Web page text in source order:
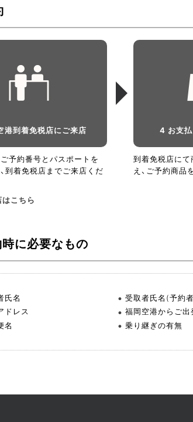
港到着免税店にご来店
予約番号とパスポートを
到着免税店までご来店くだ
こちら
4 お支払
到着免税店にて
え、ご予約商品
に必要なもの
氏名
受取者氏名(予約
ドレス
福岡空港からご出
名
乗り継ぎの有無